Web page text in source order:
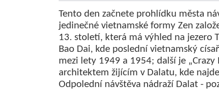
Tento den začnete prohlídku města
jedinečné vietnamské formy Zen
13. století, která má výhled na jezero
Bao Dai, kde poslední vietnamský
mezi lety 1949 a 1954; další je
architektem žijícím v Dalatu, kde
Odpolední návštěva nádraží Dalat -